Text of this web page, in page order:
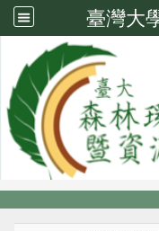
臺灣大
系所成員
系所成員